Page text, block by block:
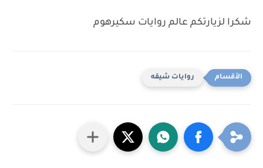
شكرا لزيارتكم عالم روايات سكيرهوم
روايات شيقه